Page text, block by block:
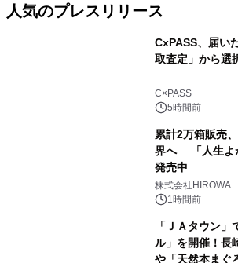
人気のプレスリリース
CxPASS、届い
取査定」から選
C×PASS
5時間前
累計2万箱販売
界へ 「人生よ
発売中
株式会社HIROWA
1時間前
「ＪＡタウン
ル」を開催！長
や「天然本まぐ